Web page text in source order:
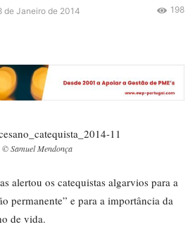
de Janeiro de 2014 198
© Samuel Mendonça
alertou os catequistas algarvios para a
permanente” e para a importância da
de vida.